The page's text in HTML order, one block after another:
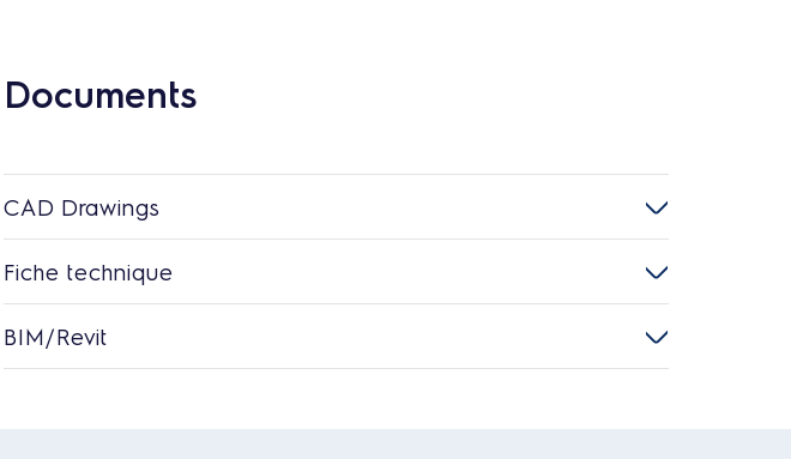
Documents
CAD Drawings
Fiche technique
BIM/Revit